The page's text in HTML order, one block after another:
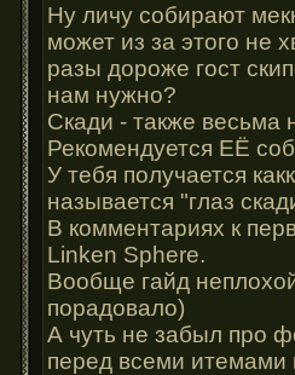
Ну личу собирают
может из за этого не
разы дороже гост
нам нужно?
Скади - также весьма
Рекомендуется ЕЁ
У тебя получается
называется "глаз
В комментариях к
Linken Sphere.
Вообще гайд
порадовало)
А чуть не забыл про
перед всеми итемами